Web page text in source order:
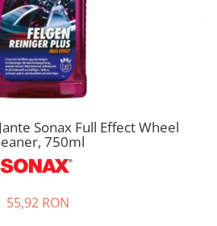
|
Sonax Full Effect Wheel
750ml
55,92 RON